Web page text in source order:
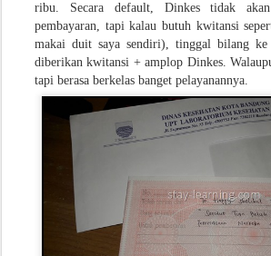
ribu. Secara default, Dinkes tidak
pembayaran, tapi kalau butuh kwitansi
makai duit saya sendiri), tinggal bilang ke
diberikan kwitansi + amplop Dinkes.
tapi berasa berkelas banget pelayanannya.